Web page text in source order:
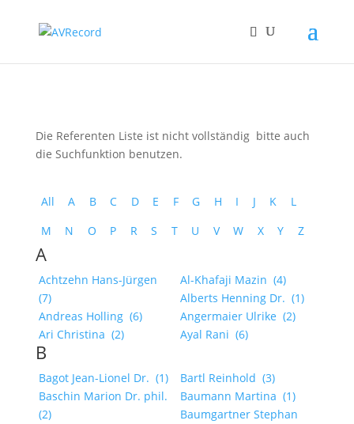
Die Referenten Liste ist nicht vollständig bitte auch
die Suchfunktion benutzen.
All A B C D E F G H I J K
L
M
N O P R S T U V W X Y Z
A
Achtzehn Hans-Jürgen
(7)
Al-Khafaji Mazin (4)
Alberts Henning Dr. (1)
Andreas Holling (6) Angermaier Ulrike (2)
Ari Christina (2) Ayal Rani (6)
B
Bagot Jean-Lionel Dr. (1) Bartl Reinhold (3)
Baschin Marion Dr. phil.
(2)
Baumann Martina (1)
Baumgartner Stephan